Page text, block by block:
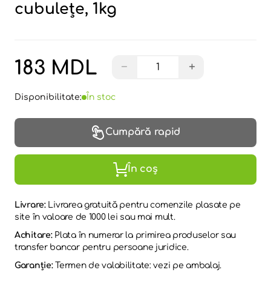
cubulețe, 1kg
183 MDL − +
Disponibilitate: În stoc
Cumpără rapid
În coș
Livrare: Livrarea gratuită pentru comenzile plasate pe
site în valoare de 1000 lei sau mai mult.
Achitare: Plata în numerar la primirea produselor sau
transfer bancar pentru persoane juridice.
Garanție:Termen de valabilitate: vezi pe ambalaj.